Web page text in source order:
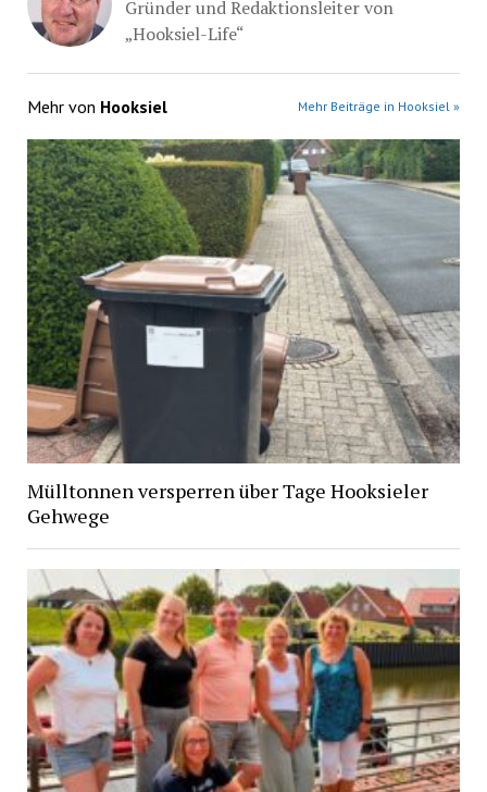
Gründer und Redaktionsleiter von
„Hooksiel-Life“
Mehr von Hooksiel Mehr Beiträge in Hooksiel »
Mülltonnen versperren über Tage Hooksieler
Gehwege